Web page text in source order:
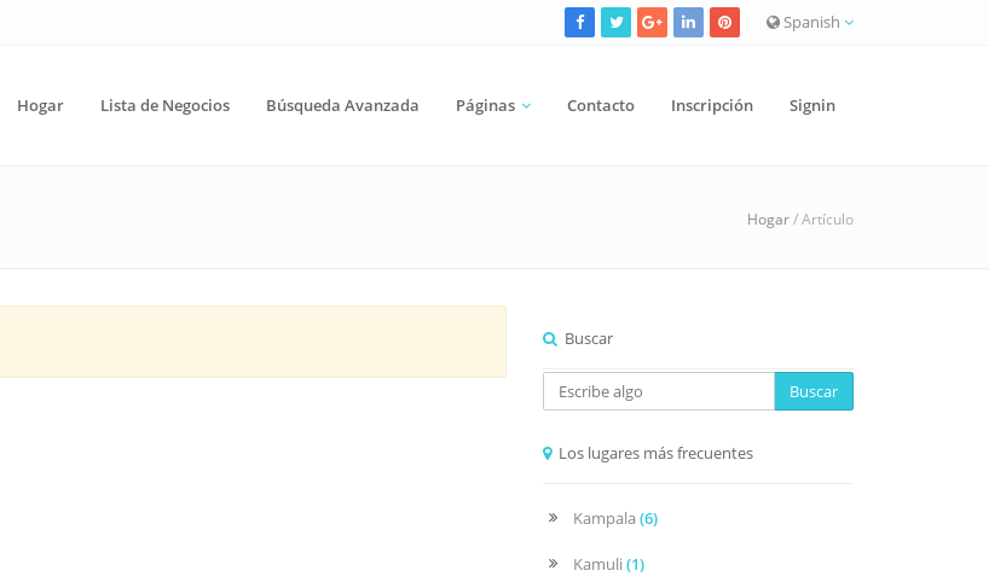
Spanish
Hogar Lista de Negocios Búsqueda Avanzada Páginas Contacto Inscripción Signin
Hogar/ Artículo
Buscar
Buscar
Los lugares más frecuentes
Kampala (6)
Kamuli (1)